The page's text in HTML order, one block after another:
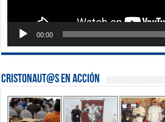
00:00
Cristonaut@s en Acción